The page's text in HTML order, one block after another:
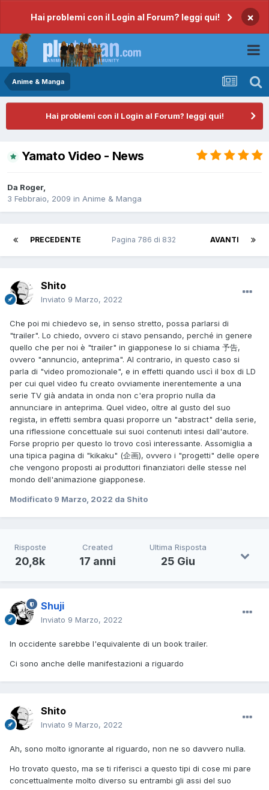
Hai problemi con il Login al Forum? leggi qui! ×
Anime & Manga
Hai problemi con il Login al Forum? leggi qui!
Yamato Video - News
Da Roger,
3 Febbraio, 2009 in Anime & Manga
PRECEDENTE AVANTI
Pagina 786 di 832
Shito
Inviato 9 Marzo, 2022
Che poi mi chiedevo se, in senso stretto, possa parlarsi di
"trailer". Lo chiedo, ovvero ci stavo pensando, perché in genere
quello che per noi è "trailer" in giapponese lo si chiama 予告,
ovvero "annuncio, anteprima". Al contrario, in questo caso si
parla di "video promozionale", e in effetti quando uscì il box di LD
per cui quel video fu creato ovviamente inerentemente a una
serie TV già andata in onda non c'era proprio nulla da
annunciare in anteprima. Quel video, oltre al gusto del suo
regista, in effetti sembra quasi proporre un "abstract" della serie,
una riflessione concettuale sui suoi contenuti intesi dall'autore.
Forse proprio per questo lo trovo così interessante. Assomiglia a
una tipica pagina di "kikaku" (企画), ovvero i "progetti" delle opere
che vengono proposti ai produttori finanziatori delle stesse nel
mondo dell'animazione giapponese.
Modificato 9 Marzo, 2022 da Shito
Risposte
20,8k
Created
17 anni
Ultima Risposta
25 Giu
Shuji
Inviato 9 Marzo, 2022
In occidente sarebbe l'equivalente di un book trailer.
Ci sono anche delle manifestazioni a riguardo
Shito
Inviato 9 Marzo, 2022
Ah, sono molto ignorante al riguardo, non ne so davvero nulla.
Ho trovato questo, ma se ti riferisci a questo tipi di cose mi pare
concettualmente molto diverso su entrambi gli assi del suo